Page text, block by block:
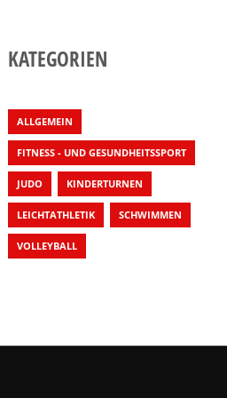
KATEGORIEN
ALLGEMEIN
FITNESS - UND GESUNDHEITSSPORT
JUDO KINDERTURNEN
LEICHTATHLETIK SCHWIMMEN
VOLLEYBALL